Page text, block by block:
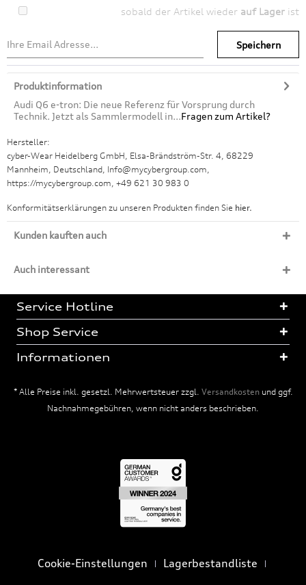
sobald der Artikel wieder auf Lager ist
Speichern
Produktinformation
Audi Q6 e-tron: Die neue Referenz für Vorsprung durch
Technik. Jetzt als Sammlermodell in...Fragen zum Artikel?
Hersteller:
cyber-Wear Heidelberg GmbH, Elsa-Brändström-Str. 4, 68229
Mannheim, Deutschland, Info@mycybergroup.com,
https://mycybergroup.com, +49 621 30 983 0
Konformitätserklärungen zu unseren Produkten finden Sie hier.
Kunden kauften auch
Auch interessant
Service Hotline
Shop Service
Informationen
* Alle Preise inkl. gesetzl. Mehrwertsteuer zzgl. Versandkostenund ggf.
Nachnahmegebühren, wenn nicht anders beschrieben.
Cookie-Einstellungen Lagerbestandliste